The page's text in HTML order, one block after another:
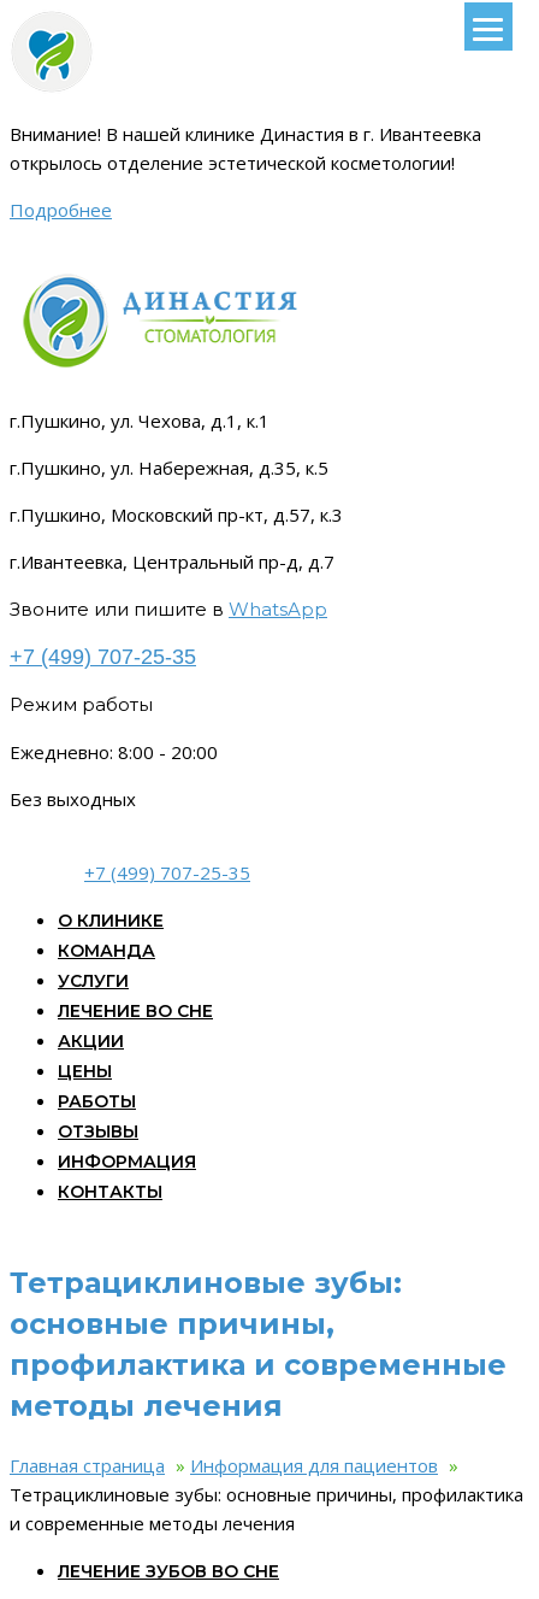
Внимание! В нашей клинике Династия в г. Ивантеевка
открылось отделение эстетической косметологии!
Подробнее
г.Пушкино, ул. Чехова, д.1, к.1
г.Пушкино, ул. Набережная, д.35, к.5
г.Пушкино, Московский пр-кт, д.57, к.3
г.Ивантеевка, Центральный пр-д, д.7
Звоните или пишите в WhatsApp
+7 (499) 707-25-35
Режим работы
Ежедневно: 8:00 - 20:00
Без выходных
+7 (499) 707-25-35
О КЛИНИКЕ
КОМАНДА
УСЛУГИ
ЛЕЧЕНИЕ ВО СНЕ
АКЦИИ
ЦЕНЫ
РАБОТЫ
ОТЗЫВЫ
ИНФОРМАЦИЯ
КОНТАКТЫ
Тетрациклиновые зубы:
основные причины,
профилактика и современные
методы лечения
Главная страница » Информация для пациентов »
Тетрациклиновые зубы: основные причины, профилактика
и современные методы лечения
ЛЕЧЕНИЕ ЗУБОВ ВО СНЕ